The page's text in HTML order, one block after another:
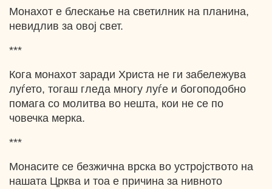
Монахот е блескање на светилник на планина,
невидлив за овој свет.
***
Кога монахот заради Христа не ги забележува
луѓето, тогаш гледа многу луѓе и богоподобно
помага со молитва во нешта, кои не се по
човечка мерка.
***
Монасите се безжична врска во устројството на
нашата Црква и тоа е причина за нивното